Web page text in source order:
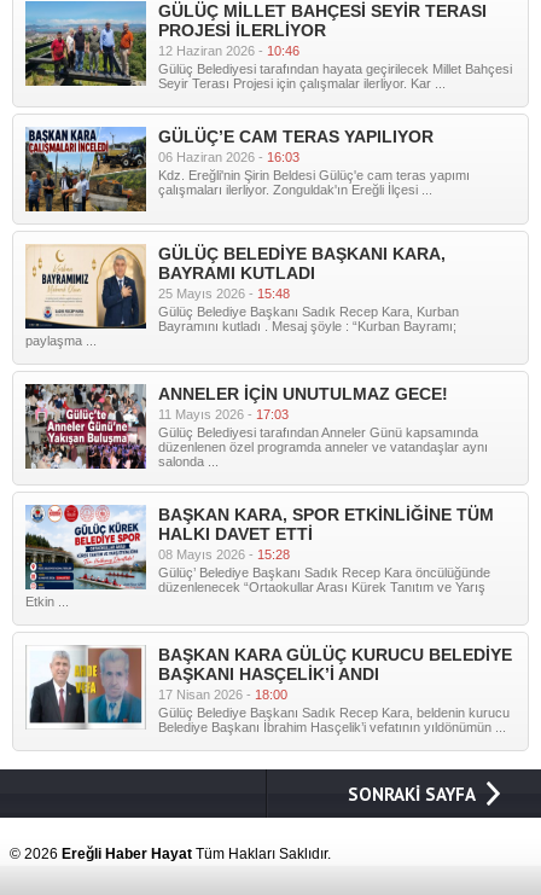
GÜLÜÇ MİLLET BAHÇESİ SEYİR TERASI
PROJESİ İLERLİYOR
12 Haziran 2026 - 10:46
Gülüç Belediyesi tarafından hayata geçirilecek Millet Bahçesi
Seyir Terası Projesi için çalışmalar ilerliyor. Kar ...
GÜLÜÇ’E CAM TERAS YAPILIYOR
06 Haziran 2026 - 16:03
Kdz. Ereğli'nin Şirin Beldesi Gülüç'e cam teras yapımı
çalışmaları ilerliyor. Zonguldak'ın Ereğli İlçesi ...
GÜLÜÇ BELEDİYE BAŞKANI KARA,
BAYRAMI KUTLADI
25 Mayıs 2026 - 15:48
Gülüç Belediye Başkanı Sadık Recep Kara, Kurban
Bayramını kutladı . Mesaj şöyle : “Kurban Bayramı;
paylaşma ...
ANNELER İÇİN UNUTULMAZ GECE!
11 Mayıs 2026 - 17:03
Gülüç Belediyesi tarafından Anneler Günü kapsamında
düzenlenen özel programda anneler ve vatandaşlar aynı
salonda ...
BAŞKAN KARA, SPOR ETKİNLİĞİNE TÜM
HALKI DAVET ETTİ
08 Mayıs 2026 - 15:28
Gülüç’ Belediye Başkanı Sadık Recep Kara öncülüğünde
düzenlenecek “Ortaokullar Arası Kürek Tanıtım ve Yarış
Etkin ...
BAŞKAN KARA GÜLÜÇ KURUCU BELEDİYE
BAŞKANI HASÇELİK’İ ANDI
17 Nisan 2026 - 18:00
Gülüç Belediye Başkanı Sadık Recep Kara, beldenin kurucu
Belediye Başkanı İbrahim Hasçelik’i vefatının yıldönümün ...
SONRAKİ SAYFA
© 2026 Ereğli Haber Hayat Tüm Hakları Saklıdır.